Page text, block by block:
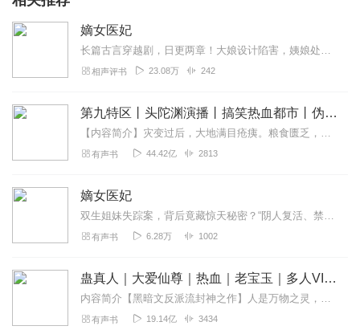
不错😊！如果真能穿越我也去穿穿看看
2019-11-29
主播声音断断续续的，听的烦，而且女生声音特别像男
生，，而男生的声音又像女生
雨后彩虹_g18
听友211195664
还不错，就是缺少点感情，和心目中的画面连不起来
嫡女医妃
长篇古言穿越剧，日更两章！大娘设计陷害，姨娘处处刁难，机缘巧合之下，现代医学世家陆薇薇代替苏雨薇重生于世。什么?他们要将她交给全身瘫痪的皇子?什么?还要她对她们...
相声评书 23.08万 242
第九特区丨头陀渊演播丨搞笑热血都市丨伪戒丨VIP免费多人有声剧
【内容简介】灾变过后，大地满目疮痍。粮食匮乏，资源紧俏，局势混乱……一位从待规划区杀出来的青年，背对着漫天黄沙，孤身来到九区谋生，却不曾想偶然结识三五好友，一念...
有声书 44.42亿 2813
嫡女医妃
双生姐妹失踪案，背后竟藏惊天秘密？“阴人复活、禁术现世？”小仵作遇上冷面俊王爷，能否破解其中的谜题......新书上架，欢迎订阅，点击跳转~
有声书 6.28万 1002
蛊真人｜大爱仙尊｜热血｜老宝玉｜多人VIP免费有声剧
内容简介【黑暗文反派流封神之作】人是万物之灵，蛊是天地真精。一个穿越者不断重生的故事。一个养蛊、炼蛊、用蛊的奇特世界。配音组（男角色）老宝玉旁白...
有声书 19.14亿 3434